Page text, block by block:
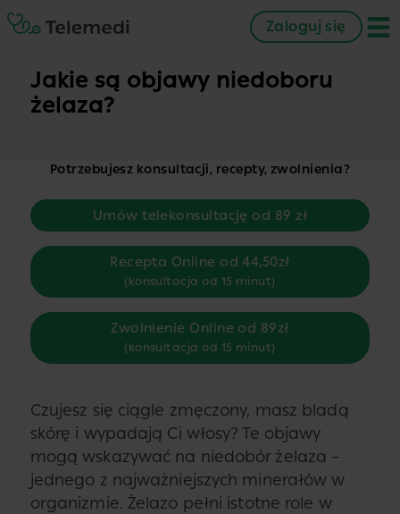
Zaloguj się
Jakie są objawy niedoboru
żelaza?
Potrzebujesz konsultacji, recepty, zwolnienia?
Umów telekonsultację od 89 zł
Recepta Online od 44,50zł
(konsultacja od 15 minut)
Zwolnienie Online od 89zł
(konsultacja od 15 minut)
Czujesz się ciągle zmęczony, masz bladą
skórę i wypadają Ci włosy? Te objawy
mogą wskazywać na niedobór żelaza –
jednego z najważniejszych minerałów w
organizmie. Żelazo pełni istotne role w